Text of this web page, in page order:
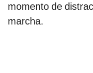
momento de
marcha.